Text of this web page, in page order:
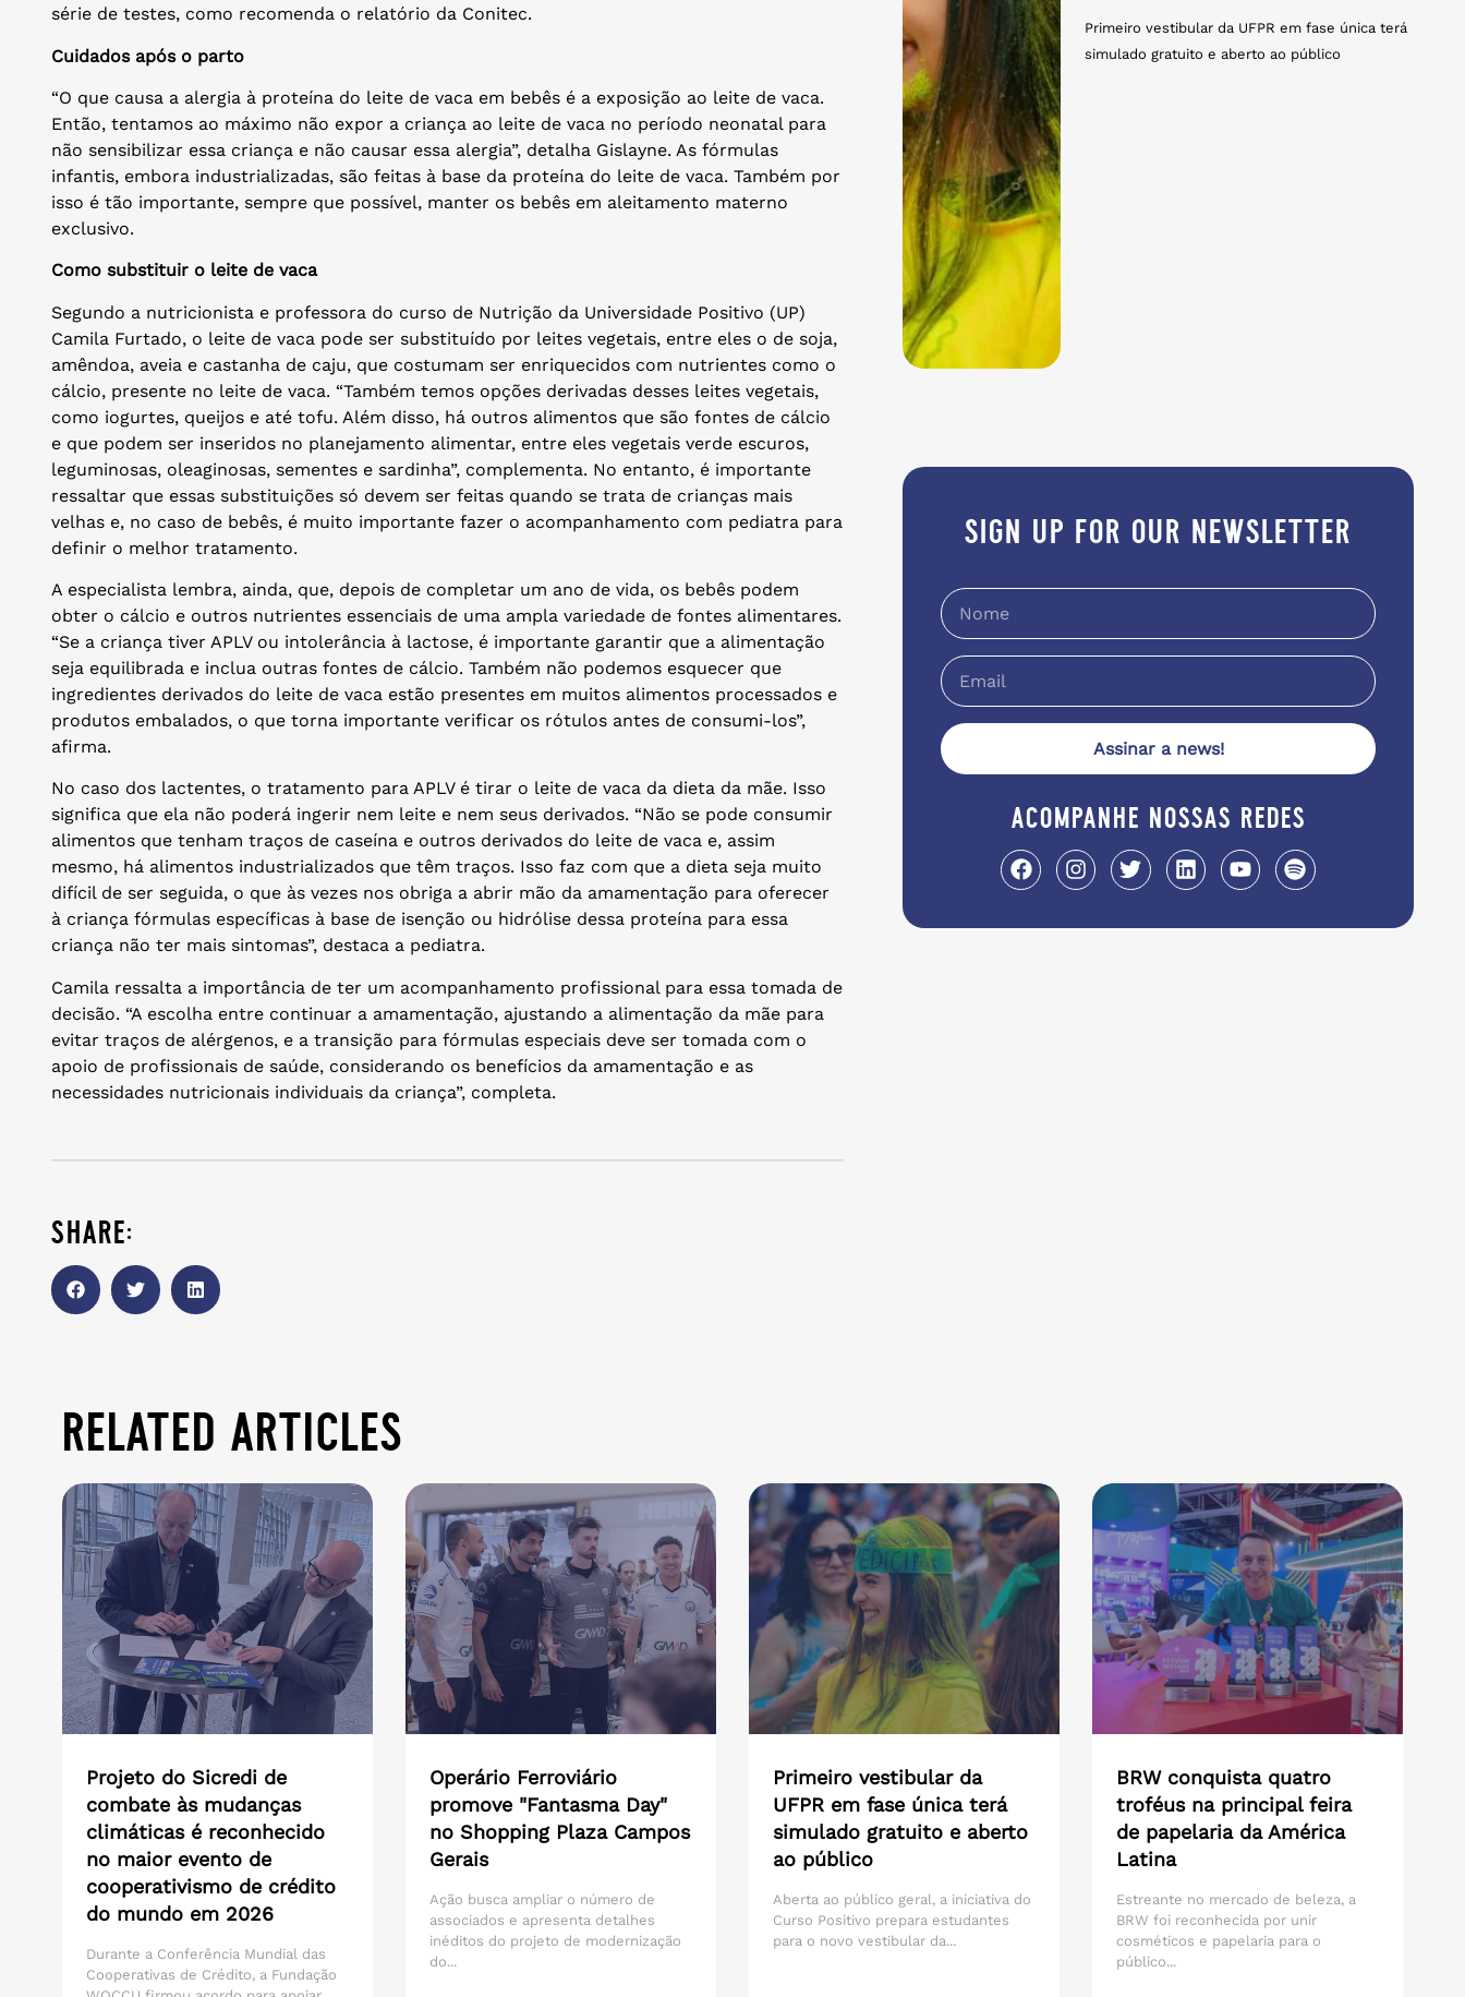
série de testes, como recomenda o relatório da Conitec.
Cuidados após o parto
“O que causa a alergia à proteína do leite de vaca em bebês é a exposição ao leite de vaca.
Então, tentamos ao máximo não expor a criança ao leite de vaca no período neonatal para
não sensibilizar essa criança e não causar essa alergia”, detalha Gislayne. As fórmulas
infantis, embora industrializadas, são feitas à base da proteína do leite de vaca. Também por
isso é tão importante, sempre que possível, manter os bebês em aleitamento materno
exclusivo.
Como substituir o leite de vaca
Segundo a nutricionista e professora do curso de Nutrição da Universidade Positivo (UP)
Camila Furtado, o leite de vaca pode ser substituído por leites vegetais, entre eles o de soja,
amêndoa, aveia e castanha de caju, que costumam ser enriquecidos com nutrientes como o
cálcio, presente no leite de vaca. “Também temos opções derivadas desses leites vegetais,
como iogurtes, queijos e até tofu. Além disso, há outros alimentos que são fontes de cálcio
e que podem ser inseridos no planejamento alimentar, entre eles vegetais verde escuros,
leguminosas, oleaginosas, sementes e sardinha”, complementa. No entanto, é importante
ressaltar que essas substituições só devem ser feitas quando se trata de crianças mais
velhas e, no caso de bebês, é muito importante fazer o acompanhamento com pediatra para
definir o melhor tratamento.
A especialista lembra, ainda, que, depois de completar um ano de vida, os bebês podem
obter o cálcio e outros nutrientes essenciais de uma ampla variedade de fontes alimentares.
“Se a criança tiver APLV ou intolerância à lactose, é importante garantir que a alimentação
seja equilibrada e inclua outras fontes de cálcio. Também não podemos esquecer que
ingredientes derivados do leite de vaca estão presentes em muitos alimentos processados e
produtos embalados, o que torna importante verificar os rótulos antes de consumi-los”,
afirma.
No caso dos lactentes, o tratamento para APLV é tirar o leite de vaca da dieta da mãe. Isso
significa que ela não poderá ingerir nem leite e nem seus derivados. “Não se pode consumir
alimentos que tenham traços de caseína e outros derivados do leite de vaca e, assim
mesmo, há alimentos industrializados que têm traços. Isso faz com que a dieta seja muito
difícil de ser seguida, o que às vezes nos obriga a abrir mão da amamentação para oferecer
à criança fórmulas específicas à base de isenção ou hidrólise dessa proteína para essa
criança não ter mais sintomas”, destaca a pediatra.
Camila ressalta a importância de ter um acompanhamento profissional para essa tomada de
decisão. “A escolha entre continuar a amamentação, ajustando a alimentação da mãe para
evitar traços de alérgenos, e a transição para fórmulas especiais deve ser tomada com o
apoio de profissionais de saúde, considerando os benefícios da amamentação e as
necessidades nutricionais individuais da criança”, completa.
share:
Primeiro vestibular da UFPR em fase única terá
simulado gratuito e aberto ao público
sign up for our newsletter
Assinar a news!
acompanhe nossas redes
related articles
Projeto do Sicredi de
combate às mudanças
climáticas é reconhecido
no maior evento de
cooperativismo de crédito
do mundo em 2026
Durante a Conferência Mundial das
Cooperativas de Crédito, a Fundação
Operário Ferroviário
promove "Fantasma Day"
no Shopping Plaza Campos
Gerais
Ação busca ampliar o número de
associados e apresenta detalhes
inéditos do projeto de modernização
do...
Primeiro vestibular da
UFPR em fase única terá
simulado gratuito e aberto
ao público
Aberta ao público geral, a iniciativa do
Curso Positivo prepara estudantes
para o novo vestibular da...
BRW conquista quatro
troféus na principal feira
de papelaria da América
Latina
Estreante no mercado de beleza, a
BRW foi reconhecida por unir
cosméticos e papelaria para o
público...